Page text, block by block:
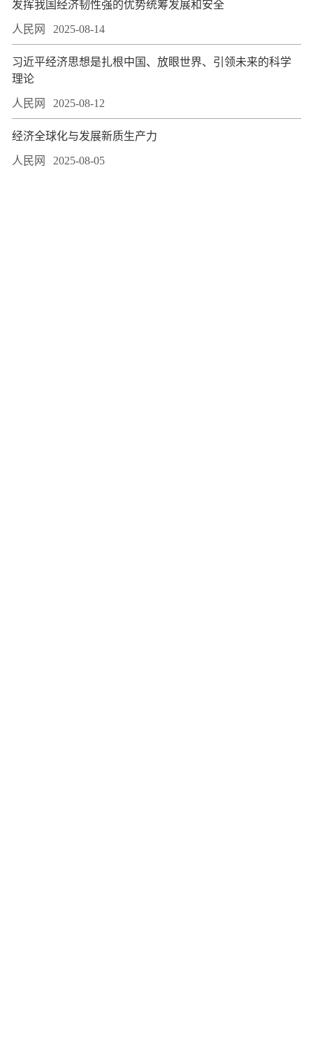
发挥我国经济韧性强的优势统筹发展和安全
人民网 2025-08-14
习近平经济思想是扎根中国、放眼世界、引领未来的科学
理论
人民网 2025-08-12
经济全球化与发展新质生产力
人民网 2025-08-05